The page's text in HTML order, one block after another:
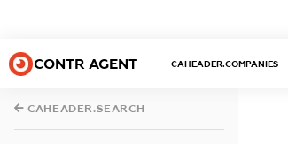
CONTR AGENT CAHEADER.COMPANIES
CAHEADER.SEARCH